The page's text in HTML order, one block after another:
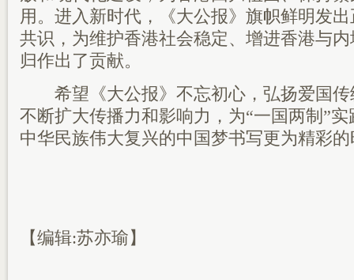
用。进入新时代，《大公报》旗帜鲜明发
共识，为维护香港社会稳定、增进香港与
归作出了贡献。
希望《大公报》不忘初心，弘扬爱国传
不断扩大传播力和影响力，为“一国两制”
中华民族伟大复兴的中国梦书写更为精彩
【编辑:苏亦瑜】